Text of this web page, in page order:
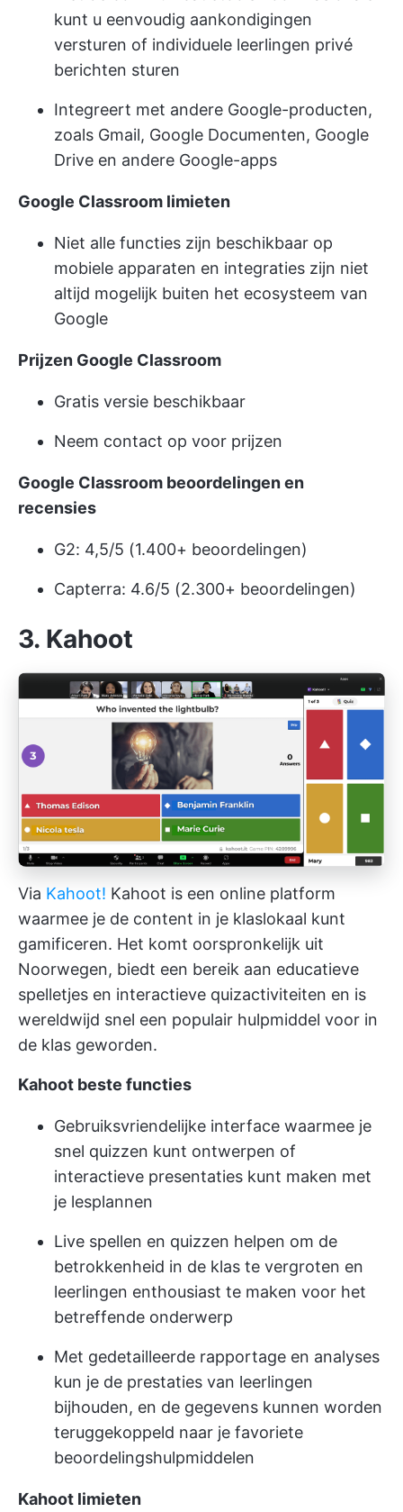
kunt u eenvoudig aankondigingen
versturen of individuele leerlingen privé
berichten sturen
Integreert met andere Google-producten,
zoals Gmail, Google Documenten, Google
Drive en andere Google-apps
Google Classroom limieten
Niet alle functies zijn beschikbaar op
mobiele apparaten en integraties zijn niet
altijd mogelijk buiten het ecosysteem van
Google
Prijzen Google Classroom
Gratis versie beschikbaar
Neem contact op voor prijzen
Google Classroom beoordelingen en
recensies
G2: 4,5/5 (1.400+ beoordelingen)
Capterra: 4.6/5 (2.300+ beoordelingen)
3. Kahoot
Via Kahoot! Kahoot is een online platform
waarmee je de content in je klaslokaal kunt
gamificeren. Het komt oorspronkelijk uit
Noorwegen, biedt een bereik aan educatieve
spelletjes en interactieve quizactiviteiten en is
wereldwijd snel een populair hulpmiddel voor in
de klas geworden.
Kahoot beste functies
Gebruiksvriendelijke interface waarmee je
snel quizzen kunt ontwerpen of
interactieve presentaties kunt maken met
je lesplannen
Live spellen en quizzen helpen om de
betrokkenheid in de klas te vergroten en
leerlingen enthousiast te maken voor het
betreffende onderwerp
Met gedetailleerde rapportage en analyses
kun je de prestaties van leerlingen
bijhouden, en de gegevens kunnen worden
teruggekoppeld naar je favoriete
beoordelingshulpmiddelen
Kahoot limieten